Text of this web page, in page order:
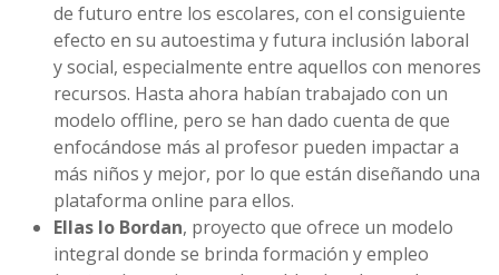
de futuro entre los escolares, con el consiguiente
efecto en su autoestima y futura inclusión laboral
y social, especialmente entre aquellos con menores
recursos. Hasta ahora habían trabajado con un
modelo offline, pero se han dado cuenta de que
enfocándose más al profesor pueden impactar a
más niños y mejor, por lo que están diseñando una
plataforma online para ellos.
Ellas lo Bordan, proyecto que ofrece un modelo
integral donde se brinda formación y empleo